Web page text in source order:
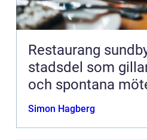
Restaurang
stadsdel som
och spontana
Simon Hagberg